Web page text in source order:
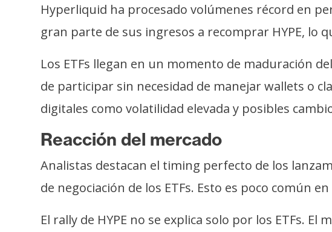
Hyperliquid ha procesado volúmenes récord en
gran parte de sus ingresos a recomprar HYPE, lo
Los ETFs llegan en un momento de maduración
de participar sin necesidad de manejar wallets o
digitales como volatilidad elevada y posibles
Reacción del mercado
Analistas destacan el timing perfecto de los
de negociación de los ETFs. Esto es poco común
El rally de HYPE no se explica solo por los ETFs.